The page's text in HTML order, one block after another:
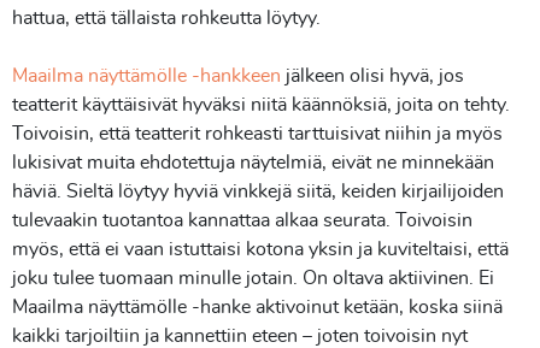
hattua, että tällaista rohkeutta löytyy.
Maailma näyttämölle -hankkeen jälkeen olisi hyvä, jos
teatterit käyttäisivät hyväksi niitä käännöksiä, joita on tehty.
Toivoisin, että teatterit rohkeasti tarttuisivat niihin ja myös
lukisivat muita ehdotettuja näytelmiä, eivät ne minnekään
häviä. Sieltä löytyy hyviä vinkkejä siitä, keiden kirjailijoiden
tulevaakin tuotantoa kannattaa alkaa seurata. Toivoisin
myös, että ei vaan istuttaisi kotona yksin ja kuviteltaisi, että
joku tulee tuomaan minulle jotain. On oltava aktiivinen. Ei
Maailma näyttämölle -hanke aktivoinut ketään, koska siinä
kaikki tarjoiltiin ja kannettiin eteen – joten toivoisin nyt